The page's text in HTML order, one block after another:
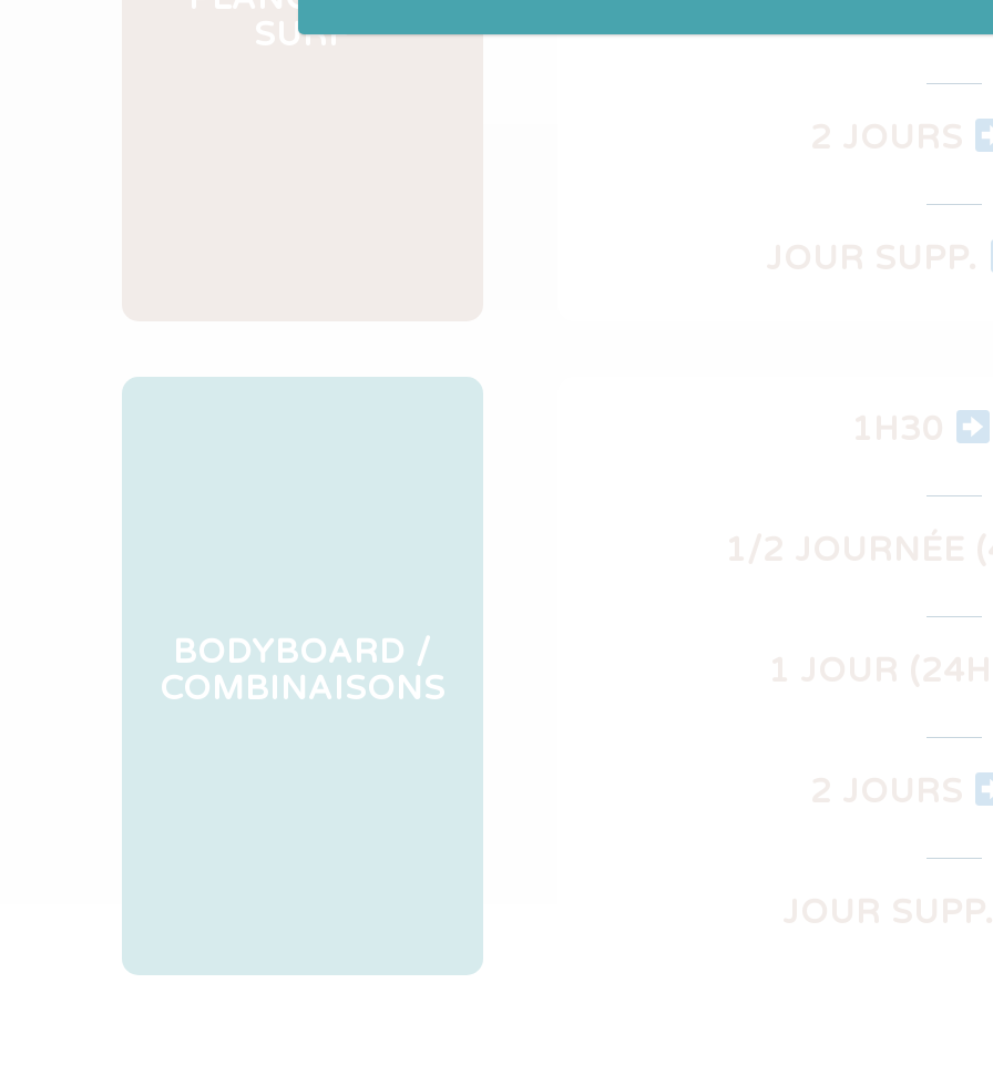
SURF
BODYBOARD /
COMBINAISONS